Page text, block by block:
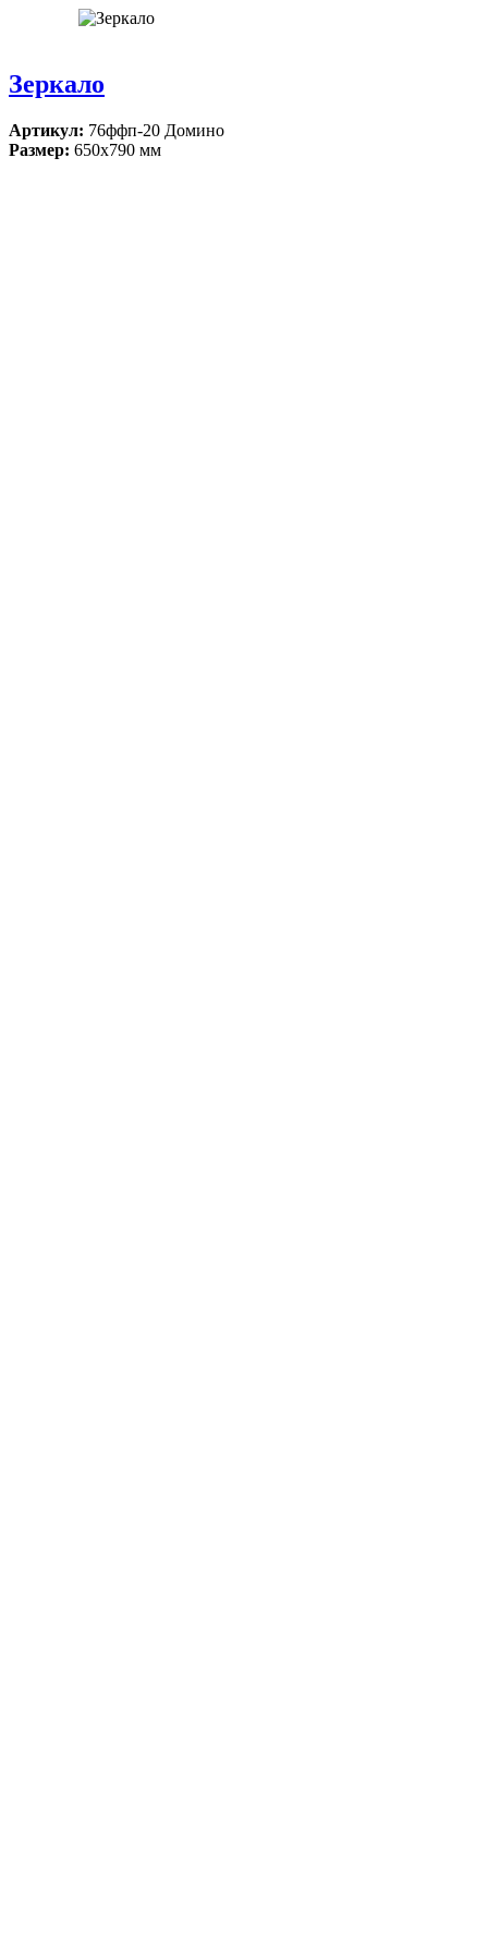
Зеркало
Артикул: 76ффп-20 Домино
Размер: 650х790 мм